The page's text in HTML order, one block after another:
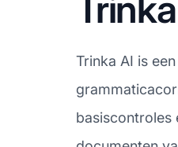
Trinka AI is
basiscontroles